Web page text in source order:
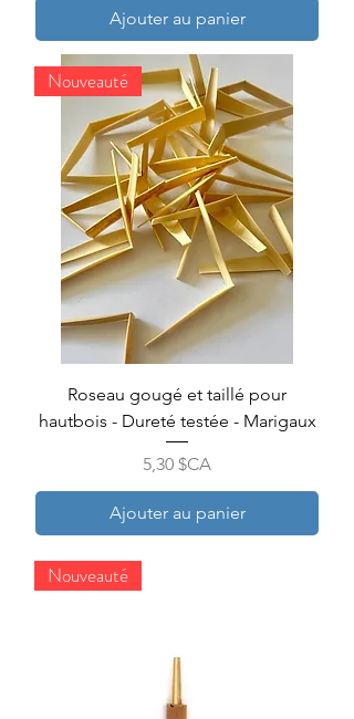
Ajouter au panier
Nouveauté
Roseau gougé et taillé pour
hautbois - Dureté testée - Marigaux
Prix
5,30 $CA
Ajouter au panier
Nouveauté